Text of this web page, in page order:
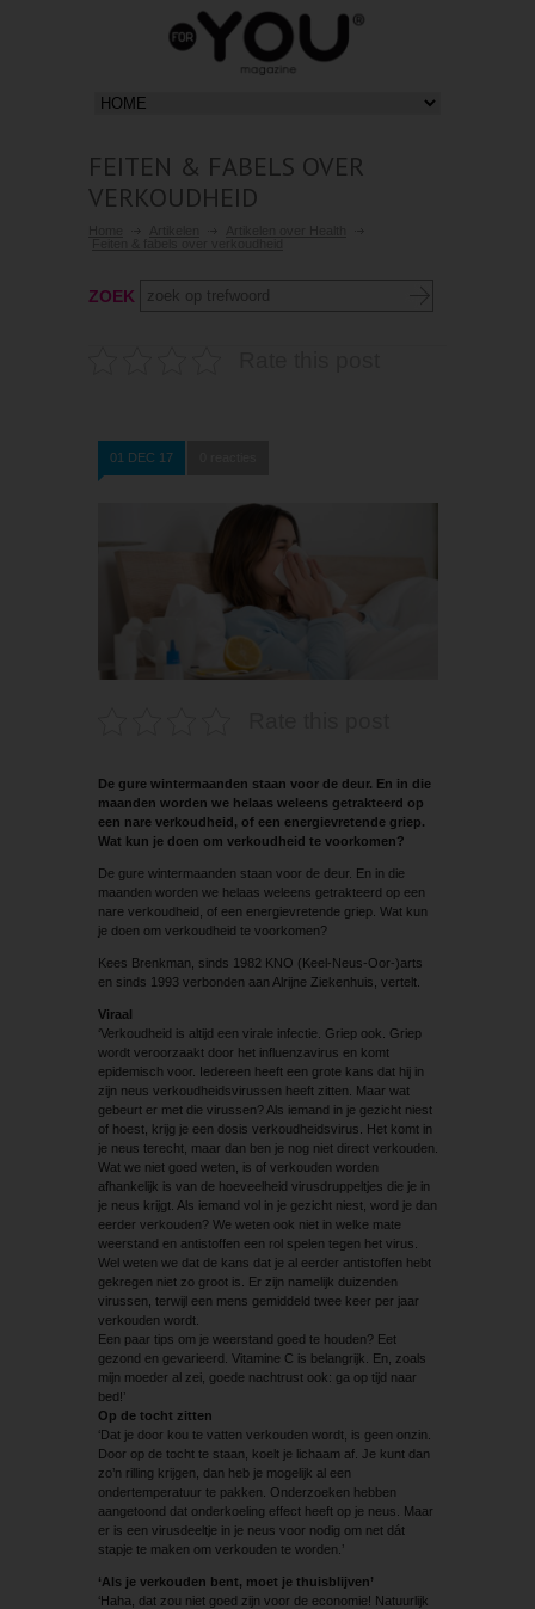
FEITEN & FABELS OVER
VERKOUDHEID
ZOEK
01 DEC 17
De gure wintermaanden staan voor de deur. En in die
maanden worden we helaas weleens getrakteerd op
een nare verkoudheid, of een energievretende griep.
Wat kun je doen om verkoudheid te voorkomen?
De gure wintermaanden staan voor de deur. En in die
maanden worden we helaas weleens getrakteerd op een
nare verkoudheid, of een energievretende griep. Wat kun
je doen om verkoudheid te voorkomen?
Kees Brenkman, sinds 1982 KNO (Keel-Neus-Oor-)arts
en sinds 1993 verbonden aan Alrijne Ziekenhuis, vertelt.
Viraal
‘Verkoudheid is altijd een virale infectie. Griep ook. Griep
wordt veroorzaakt door het influenzavirus en komt
epidemisch voor. Iedereen heeft een grote kans dat hij in
zijn neus verkoudheidsvirussen heeft zitten. Maar wat
gebeurt er met die virussen? Als iemand in je gezicht niest
of hoest, krijg je een dosis verkoudheidsvirus. Het komt in
je neus terecht, maar dan ben je nog niet direct verkouden.
Wat we niet goed weten, is of verkouden worden
afhankelijk is van de hoeveelheid virusdruppeltjes die je in
je neus krijgt. Als iemand vol in je gezicht niest, word je dan
eerder verkouden? We weten ook niet in welke mate
weerstand en antistoffen een rol spelen tegen het virus.
Wel weten we dat de kans dat je al eerder antistoffen hebt
gekregen niet zo groot is. Er zijn namelijk duizenden
virussen, terwijl een mens gemiddeld twee keer per jaar
verkouden wordt.
Een paar tips om je weerstand goed te houden? Eet
gezond en gevarieerd. Vitamine C is belangrijk. En, zoals
mijn ­moeder al zei, goede nachtrust ook: ga op tijd naar
bed!’
Op de tocht zitten
‘Dat je door kou te vatten verkouden wordt, is geen onzin.
Door op de tocht te staan, koelt je lichaam af. Je kunt dan
zo’n rilling krijgen, dan heb je mogelijk al een
ondertemperatuur te pakken. Onderzoeken hebben
aangetoond dat onderkoeling effect heeft op je neus. Maar
er is een virusdeeltje in je neus voor nodig om net dát
stapje te maken om verkouden te worden.’
‘Als je verkouden bent, moet je ­thuisblijven’
‘Haha, dat zou niet goed zijn voor de economie! Natuurlijk